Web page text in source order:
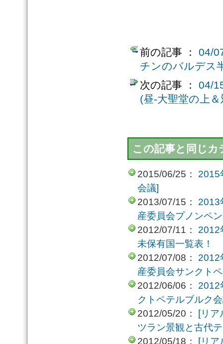
前の記事 ： 04/
チンのバルデス
次の記事 ： 04/
(昼-大聖堂の上
この記事と同じ
2015/06/25： 2015
会議]
2013/07/15： 2013
産委員会プノンペ
2012/07/11： 2012
未保有国一覧表！
2012/07/08： 2012
産委員会サンクト
2012/06/06： 2012
クトペテルブルク
2012/05/20：
[リ
ツラン景観と古代
2012/05/18：
[リ